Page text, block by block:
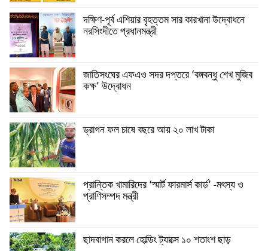
দক্ষিণ-পূর্ব এশিয়ার বৃহত্তম সার কারখানা উদ্বোধনে
নরসিংদীতে প্রধানমন্ত্রী
জাতিসংঘের এফএও সদর দপ্তরে ‘বঙ্গবন্ধু শেখ মুজিব
কক্ষ’ উদ্বোধন
ড্রাগন ফল চাষে বছরে আয় ২০ লাখ টাকা
প্রান্তিক খামারিদের ‘স্মার্ট ফারমার্স কার্ড’ -মৎস্য ও
প্রাণিসম্পদ মন্ত্রী
ছাদবাগান করলে হোল্ডিং ট্যাক্সে ১০ শতাংশ ছাড়